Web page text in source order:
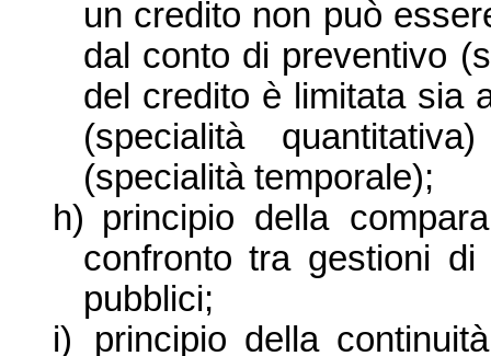
un credito non può
dal conto di preventivo
del credito è limitata sia
(specialità
(specialità temporale);
h) principio della
confronto tra gestioni
pubblici;
i)
principio della